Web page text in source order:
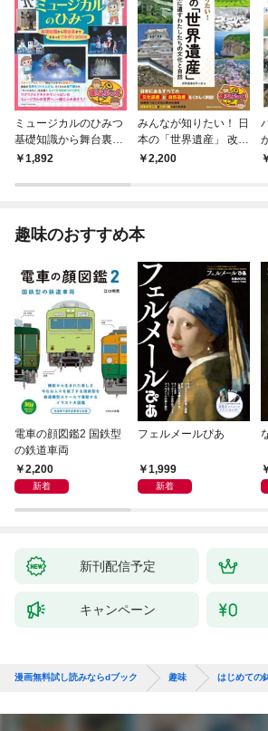
ミュージカルのひみつ
基礎知識から舞台裏ま
で まるっとフカボリB
1,892
みんなが知りたい！ 日
本の「世界遺産」 改訂
版 未来に遺すわたした
2,200
趣味のおすすめ本
電車の顔図鑑2 国鉄型
の鉄道車両
2,200
新着
フェルメールぴあ
1,999
新着
新刊配信予定
キャンペーン
漫画無料試し読みならdブック 趣味 はじめての